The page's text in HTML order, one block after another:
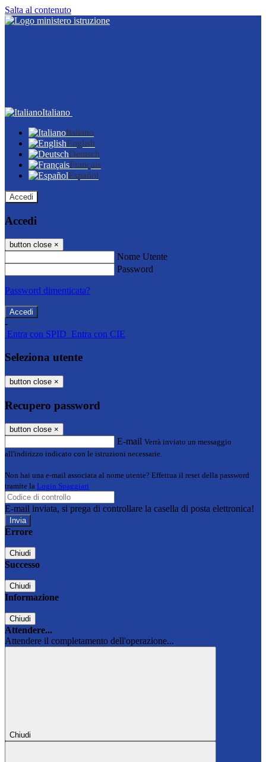
Salta al contenuto
Italiano
Italiano
English
Deutsch
Français
Español
Accedi
Accedi
button close ×
Nome Utente
Password
Password dimenticata?
-
Entra con SPID Entra con CIE
Seleziona utente
button close ×
Recupero password
button close ×
E-mail Verrà inviato un messaggio
all'indirizzo indicato con le istruzioni necessarie.
Non hai una e-mail associata al nome utente? Effettua il reset della password
tramite la Login Spaggiari
E-mail inviata, si prega di controllare la casella di posta elettronica!
Errore
Chiudi
Successo
Chiudi
Informazione
Chiudi
Attendere...
Attendere il completamento dell'operazione...
Chiudi